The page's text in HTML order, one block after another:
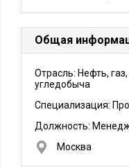
Общая
Отрасль: Нефть,
угледобыча
Специализация:
Должность:
Москва